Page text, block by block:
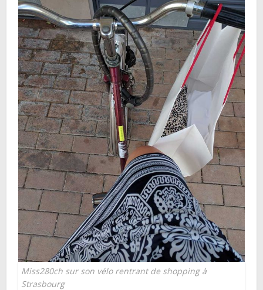
Miss280ch sur son vélo rentrant de shopping à
Strasbourg